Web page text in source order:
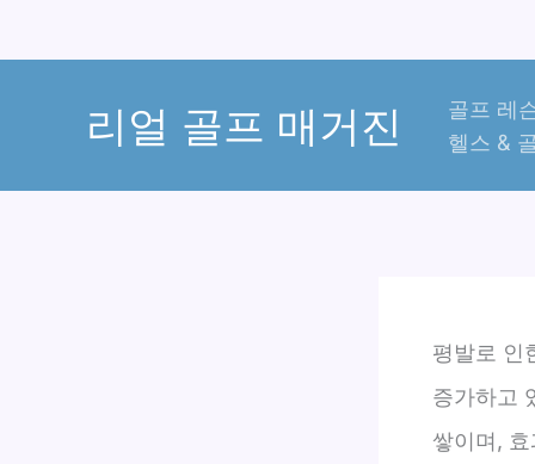
리얼 골프 매거진
골프 레
헬스 &
평발로 인
증가하고
쌓이며,